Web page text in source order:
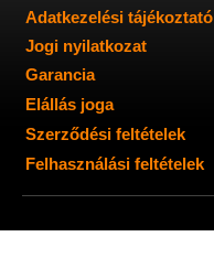
Adatkezelési tájékoztató
Jogi nyilatkozat
Garancia
Elállás joga
Szerződési feltételek
Felhasználási feltételek